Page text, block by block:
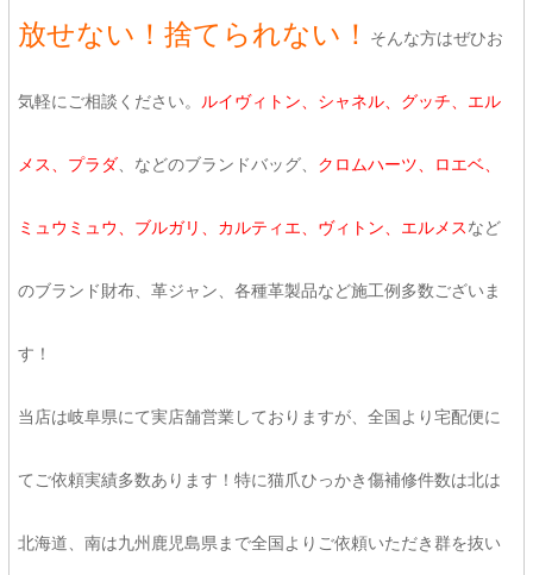
放せない！捨てられない！ そんな方はぜひお
気軽にご相談ください。 ルイヴィトン、シャネル、グッチ、エル
メス、プラダ、などのブランドバッグ、 クロムハーツ、ロエベ、
ミュウミュウ、ブルガリ、カルティエ、ヴィトン、エルメスなど
のブランド財布、革ジャン、各種革製品など施工例多数ございま
す！
当店は岐阜県にて実店舗営業しておりますが、全国より宅配便に
てご依頼実績多数あります！特に猫爪ひっかき傷補修件数は北は
北海道、南は九州鹿児島県まで全国よりご依頼いただき群を抜い